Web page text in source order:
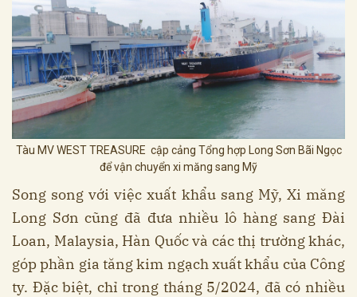
Tàu MV WEST TREASURE cập cảng Tổng hợp Long Sơn Bãi Ngọc
để vận chuyển xi măng sang Mỹ
Song song với việc xuất khẩu sang Mỹ, Xi măng
Long Sơn cũng đã đưa nhiều lô hàng sang Đài
Loan, Malaysia, Hàn Quốc và các thị trường khác,
góp phần gia tăng kim ngạch xuất khẩu của Công
ty. Đặc biệt, chỉ trong tháng 5/2024, đã có nhiều